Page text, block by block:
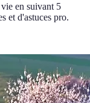
en suivant 5
et d'astuces pro.